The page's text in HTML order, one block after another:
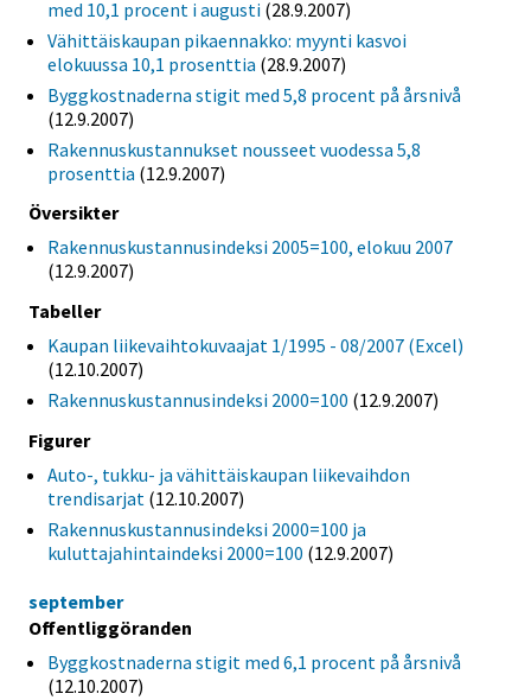
med 10,1 procent i augusti (28.9.2007)
Vähittäiskaupan pikaennakko: myynti kasvoi
elokuussa 10,1 prosenttia (28.9.2007)
Byggkostnaderna stigit med 5,8 procent på årsnivå
(12.9.2007)
Rakennuskustannukset nousseet vuodessa 5,8
prosenttia (12.9.2007)
Översikter
Rakennuskustannusindeksi 2005=100, elokuu 2007
(12.9.2007)
Tabeller
Kaupan liikevaihtokuvaajat 1/1995 - 08/2007 (Excel)
(12.10.2007)
Rakennuskustannusindeksi 2000=100 (12.9.2007)
Figurer
Auto-, tukku- ja vähittäiskaupan liikevaihdon
trendisarjat (12.10.2007)
Rakennuskustannusindeksi 2000=100 ja
kuluttajahintaindeksi 2000=100 (12.9.2007)
september
Offentliggöranden
Byggkostnaderna stigit med 6,1 procent på årsnivå
(12.10.2007)